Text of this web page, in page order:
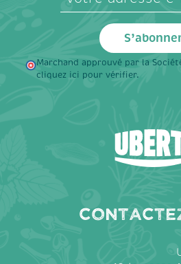
Marchand approuvé par la
cliquez ici pour vérifier.